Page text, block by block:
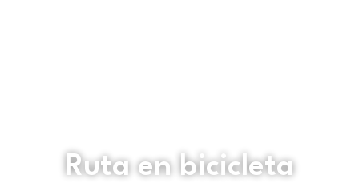
Ruta en bicicleta